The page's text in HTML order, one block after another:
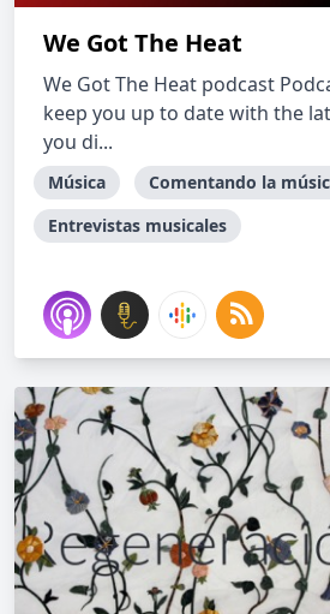
We Got The Heat
We Got The Heat podcast
keep you up to date with the
you di...
Música
Comentando la
Entrevistas musicales